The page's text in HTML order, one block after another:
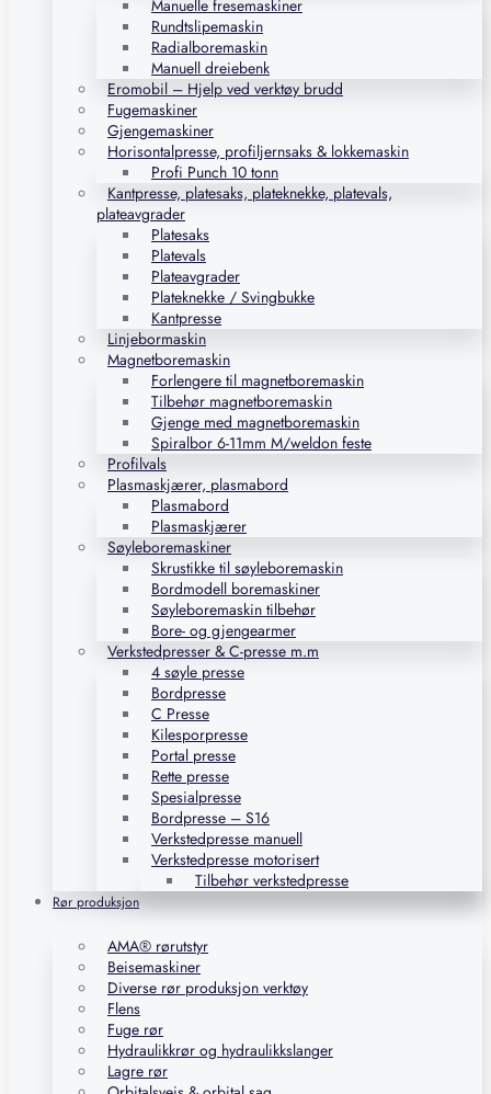
Manuelle fresemaskiner
Rundtslipemaskin
Radialboremaskin
Manuell dreiebenk
Eromobil – Hjelp ved verktøy brudd
Fugemaskiner
Gjengemaskiner
Horisontalpresse, profiljernsaks & lokkemaskin
Profi Punch 10 tonn
Kantpresse, platesaks, plateknekke, platevals,
plateavgrader
Platesaks
Platevals
Plateavgrader
Plateknekke / Svingbukke
Kantpresse
Linjebormaskin
Magnetboremaskin
Forlengere til magnetboremaskin
Tilbehør magnetboremaskin
Gjenge med magnetboremaskin
Spiralbor 6-11mm M/weldon feste
Profilvals
Plasmaskjærer, plasmabord
Plasmabord
Plasmaskjærer
Søyleboremaskiner
Skrustikke til søyleboremaskin
Bordmodell boremaskiner
Søyleboremaskin tilbehør
Bore- og gjengearmer
Verkstedpresser & C-presse m.m
4 søyle presse
Bordpresse
C Presse
Kilesporpresse
Portal presse
Rette presse
Spesialpresse
Bordpresse – S16
Verkstedpresse manuell
Verkstedpresse motorisert
Tilbehør verkstedpresse
Rør produksjon
AMA® rørutstyr
Beisemaskiner
Diverse rør produksjon verktøy
Flens
Fuge rør
Hydraulikkrør og hydraulikkslanger
Lagre rør